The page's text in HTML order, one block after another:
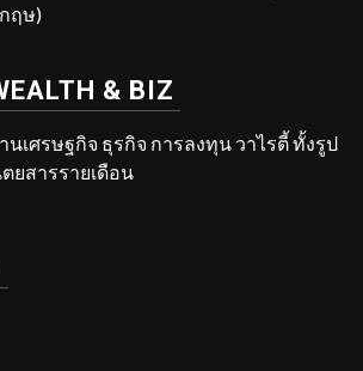
ฤษ)
& BIZ
นเศรษฐกิจ ธุรกิจ การลงทุน วาไรตี้ ทั้งรูป
ยสารรายเดือน